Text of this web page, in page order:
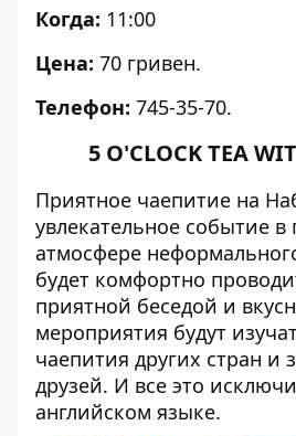
Когда: 11:00
Цена: 70 гривен.
Телефон: 745-35-70.
5 O'CLOCK TEA
Приятное чаепитие на
увлекательное событие в
атмосфере
будет комфортно
приятной беседой и
мероприятия будут
чаепития других стран и
друзей. И все это
английском языке.